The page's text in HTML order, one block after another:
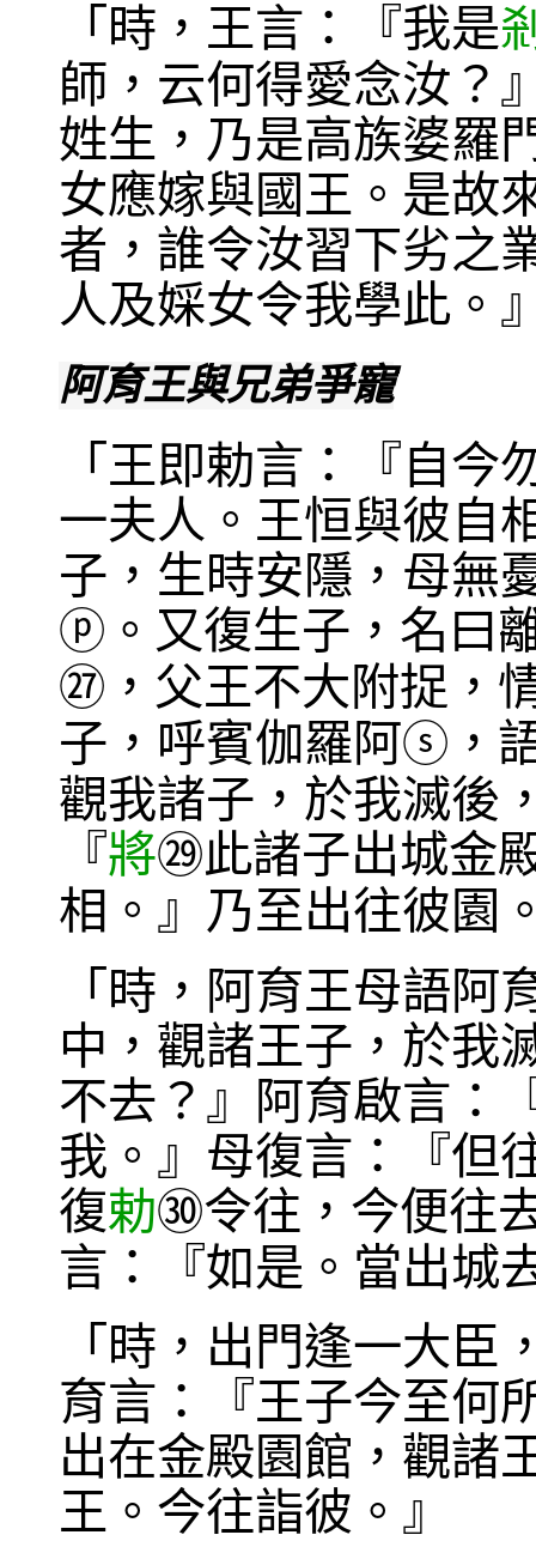
「時，王言：『我是
師，云何得愛念汝？
姓生，乃是高族婆羅
女應嫁與國王。是故
者，誰令汝習下劣之
人及婇女令我學此。
阿育王與兄弟爭寵
「王即勅言：『自
一夫人。王恒與彼自
子，生時安隱，母無
ⓟ 。又復生子，名曰
㉗ ，父王不大附捉，
子，呼賓伽羅阿ⓢ ，
觀我諸子，於我滅後
『將㉙此諸子出城金
相。』乃至出往彼園
「時，阿育王母語阿
中，觀諸王子，於我
不去？』阿育啟言：
我。』母復言：『但
復勅㉚令往，今便往
言：『如是。當出城
「時，出門逢一大
育言：『王子今至何
出在金殿園館，觀諸
王。今往詣彼。』